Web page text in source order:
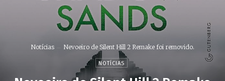
Notícias Nevoeiro de Silent Hill 2 Remake foi removido.
NOTÍCIAS